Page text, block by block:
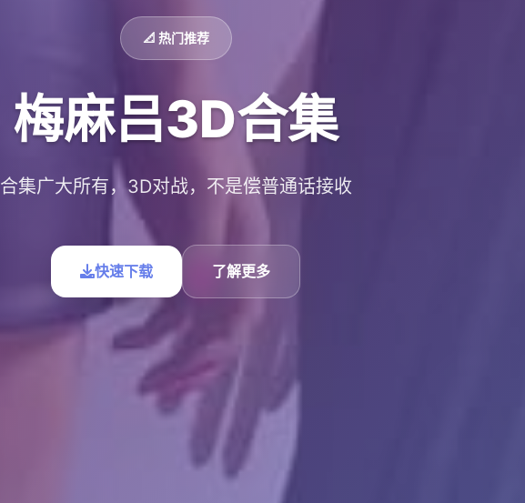
📐 热门推荐
梅麻吕3D合集
合集广大所有，3D对战，不是偿普通话接收
快速下载 了解更多